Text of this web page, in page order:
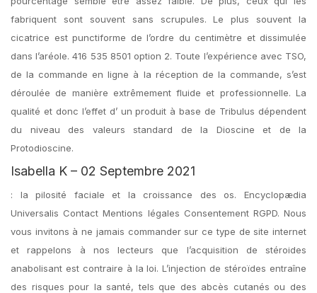
fabriquent sont souvent sans scrupules. Le plus souvent la
cicatrice est punctiforme de l’ordre du centimètre et dissimulée
dans l’aréole. 416 535 8501 option 2. Toute l’expérience avec TSO,
de la commande en ligne à la réception de la commande, s’est
déroulée de manière extrêmement fluide et professionnelle. La
qualité et donc l’effet d’ un produit à base de Tribulus dépendent
du niveau des valeurs standard de la Dioscine et de la
Protodioscine.
Isabella K – 02 Septembre 2021
: la pilosité faciale et la croissance des os. Encyclopædia
Universalis Contact Mentions légales Consentement RGPD. Nous
vous invitons à ne jamais commander sur ce type de site internet
et rappelons à nos lecteurs que l’acquisition de stéroides
anabolisant est contraire à la loi. L’injection de stéroïdes entraîne
des risques pour la santé, tels que des abcès cutanés ou des